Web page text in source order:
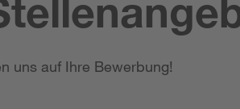
uns auf Ihre Bewerbung!